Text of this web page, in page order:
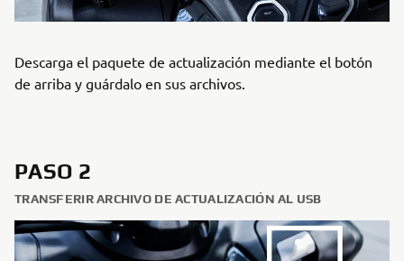
Descarga el paquete de actualización mediante el botón
de arriba y guárdalo en sus archivos.
PASO 2
TRANSFERIR ARCHIVO DE ACTUALIZACIÓN AL USB